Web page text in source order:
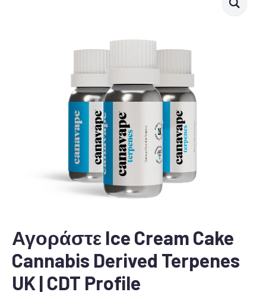
Αγοράστε Ice Cream Cake
Cannabis Derived Terpenes
UK | CDT Profile